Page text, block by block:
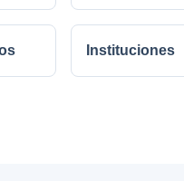
Instituciones